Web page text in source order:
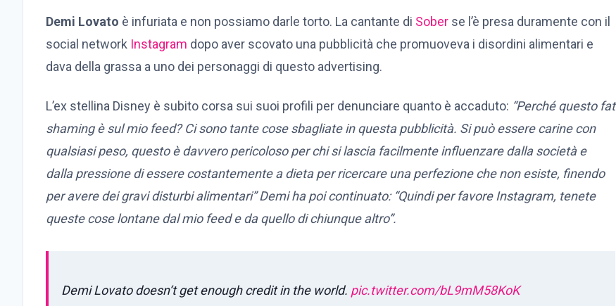
Demi Lovato è infuriata e non possiamo darle torto. La cantante di Sober se l’è presa duramente con il
social network Instagram dopo aver scovato una pubblicità che promuoveva i disordini alimentari e
dava della grassa a uno dei personaggi di questo advertising.
L’ex stellina Disney è subito corsa sui suoi profili per denunciare quanto è accaduto: “Perché questo fat
shaming è sul mio feed? Ci sono tante cose sbagliate in questa pubblicità. Si può essere carine con
qualsiasi peso, questo è davvero pericoloso per chi si lascia facilmente influenzare dalla società e
dalla pressione di essere costantemente a dieta per ricercare una perfezione che non esiste, finendo
per avere dei gravi disturbi alimentari” Demi ha poi continuato: “Quindi per favore Instagram, tenete
queste cose lontane dal mio feed e da quello di chiunque altro”.
Demi Lovato doesn‘t get enough credit in the world. pic.twitter.com/bL9mM58KoK